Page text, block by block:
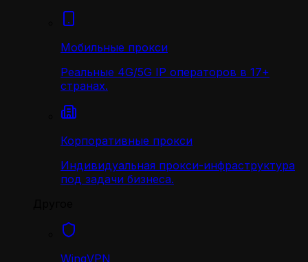
Мобильные прокси
Реальные 4G/5G IP операторов в 17+
странах.
Корпоративные прокси
Индивидуальная прокси-инфраструктура
под задачи бизнеса.
WingVPN